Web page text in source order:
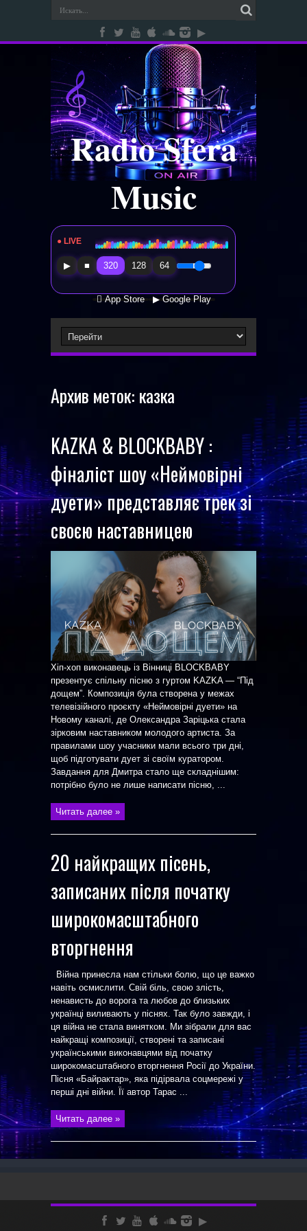
Radio Sfera
Music
● LIVE Radio Sfera Music
▶ ■ 320 128 64
 App Store ▶ Google Play
Архив меток: казка
KAZKA & BLOCKBABY :
фіналіст шоу «Неймовірні
дуети» представляє трек зі
своєю наставницею
Хіп-хоп виконавець із Вінниці BLOCKBABY
презентує спільну пісню з гуртом KAZKA — “Під
дощем”. Композиція була створена у межах
телевізійного проєкту «Неймовірні дуети» на
Новому каналі, де Олександра Заріцька стала
зірковим наставником молодого артиста. За
правилами шоу учасники мали всього три дні,
щоб підготувати дует зі своїм куратором.
Завдання для Дмитра стало ще складнішим:
потрібно було не лише написати пісню, ...
Читать далее »
20 найкращих пісень,
записаних після початку
широкомасштабного
вторгнення
Війна принесла нам стільки болю, що це важко
навіть осмислити. Свій біль, свою злість,
ненависть до ворога та любов до близьких
українці виливають у піснях. Так було завжди, і
ця війна не стала винятком. Ми зібрали для вас
найкращі композиції, створені та записані
українськими виконавцями від початку
широкомасштабного вторгнення Росії до України.
Пісня «Байрактар», яка підірвала соцмережі у
перші дні війни. Її автор Тарас ...
Читать далее »